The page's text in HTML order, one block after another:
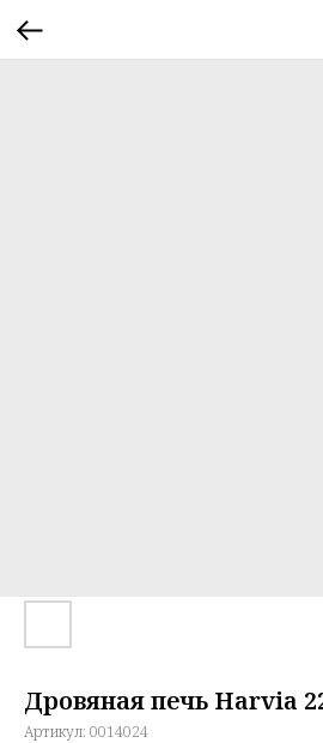
Дровяная печь Harvia
Артикул: 0014024